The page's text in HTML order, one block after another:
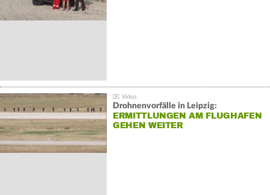
Drohnenvorfälle in Leipzig:
ERMITTLUNGEN AM FLUGHAFEN
GEHEN WEITER